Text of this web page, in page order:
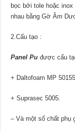
bọc bởi tole hoặc
nhau bằng Gờ Âm
2.Cấu tạo :
Panel Pu được cấu
+ Daltofoam MP 50155
+ Suprasec 5005.
– Và một số chất phụ